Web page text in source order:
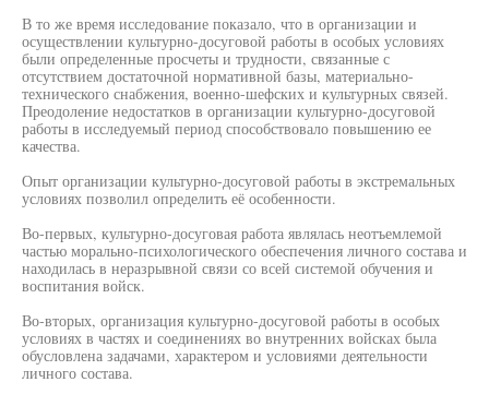
В то же время исследование показало, что в организации и
осуществлении культурно-досуговой работы в особых условиях
были определенные просчеты и трудности, связанные с
отсутствием достаточной нормативной базы, материально-
технического снабжения, военно-шефских и культурных связей.
Преодоление недостатков в организации культурно-досуговой
работы в исследуемый период способствовало повышению ее
качества.
Опыт организации культурно-досуговой работы в экстремальных
условиях позволил определить её особенности.
Во-первых, культурно-досуговая работа являлась неотъемлемой
частью морально-психологического обеспечения личного состава и
находилась в неразрывной связи со всей системой обучения и
воспитания войск.
Во-вторых, организация культурно-досуговой работы в особых
условиях в частях и соединениях во внутренних войсках была
обусловлена задачами, характером и условиями деятельности
личного состава.